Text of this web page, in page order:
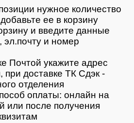
нужное количество
ее в корзину
и введите данные
и номер
Почтой укажите адрес
при доставке ТК Сдэк -
отделения
оплаты: онлайн на
или после получения